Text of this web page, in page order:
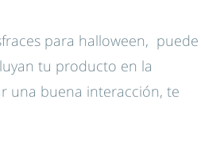
para halloween, puede
tu producto en la
una buena interacción, te